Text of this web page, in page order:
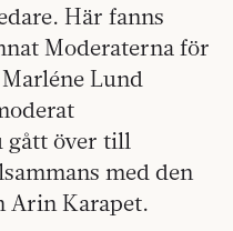
Här fanns
Moderaterna för
Lund
gått över till
med den
Arin Karapet.